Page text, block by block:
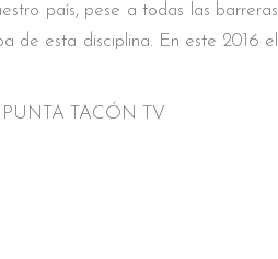
país, pese a todas las barreras
de esta disciplina. En este 2016 el
PUNTA TACÓN TV